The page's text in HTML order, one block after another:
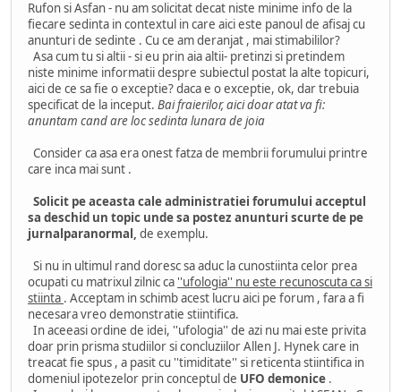
Rufon si Asfan - nu am solicitat decat niste minime info de la
fiecare sedinta in contextul in care aici este panoul de afisaj cu
anunturi de sedinte . Cu ce am deranjat , mai stimabililor?
Asa cum tu si altii - si eu prin aia altii- pretinzi si pretindem
niste minime informatii despre subiectul postat la alte topicuri,
aici de ce sa fie o exceptie? daca e o exceptie, ok, dar trebuia
specificat de la inceput. Bai fraierilor, aici doar atat va fi:
anuntam cand are loc sedinta lunara de joia
Consider ca asa era onest fatza de membrii forumului printre
care inca mai sunt .
Solicit pe aceasta cale administratiei forumului acceptul
sa deschid un topic unde sa postez anunturi scurte de pe
jurnalparanormal, de exemplu.
Si nu in ultimul rand doresc sa aduc la cunostiinta celor prea
ocupati cu matrixul zilnic ca ''ufologia'' nu este recunoscuta ca si
stiinta . Acceptam in schimb acest lucru aici pe forum , fara a fi
necesara vreo demonstratie stiintifica.
In aceeasi ordine de idei, ''ufologia'' de azi nu mai este privita
doar prin prisma studiilor si concluziilor Allen J. Hynek care in
treacat fie spus , a pasit cu ''timiditate'' si reticenta stiintifica in
domeniul ipotezelor prin conceptul de UFO demonice .